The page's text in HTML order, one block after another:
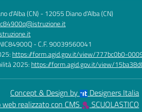
d'Alba (CN) -12055 Diano d'Alba (CN)
- C.F. 90039560041
https://form.agid.gov.it/view/777bc0b0-
2025: https://form.agid.gov.it/view/
Concept & Design by
Designers Italia
realizzato con CMS
SCUOLASTICO